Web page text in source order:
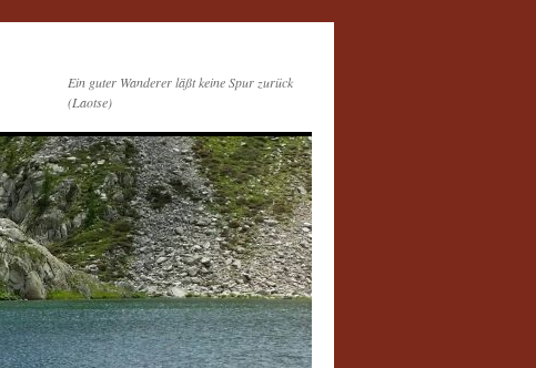
Ein guter Wanderer läßt keine Spur zurück
(Laotse)